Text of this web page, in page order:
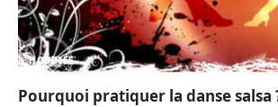
HOBBIES
Pourquoi pratiquer la danse salsa